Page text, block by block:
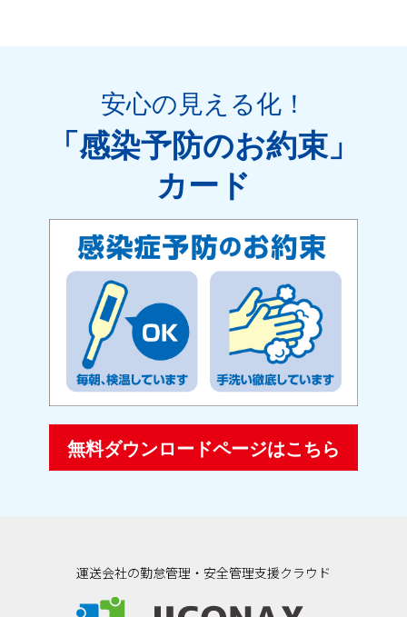
安心の見える化！
「感染予防のお約束」
カード
無料ダウンロードページはこちら
運送会社の勤怠管理・安全管理支援クラウド